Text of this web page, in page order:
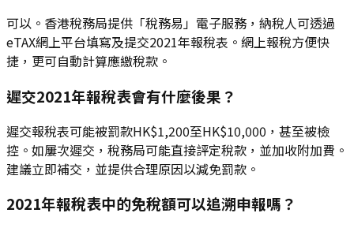
可以。香港稅務局提供「稅務易」電子服務，納稅人可透過
eTAX網上平台填寫及提交2021年報稅表。網上報稅方便快
捷，更可自動計算應繳稅款。
遲交2021年報稅表會有什麼後果？
遲交報稅表可能被罰款HK$1,200至HK$10,000，甚至被檢
控。如屢次遲交，稅務局可能直接評定稅款，並加收附加費。
建議立即補交，並提供合理原因以減免罰款。
2021年報稅表中的免稅額可以追溯申報嗎？